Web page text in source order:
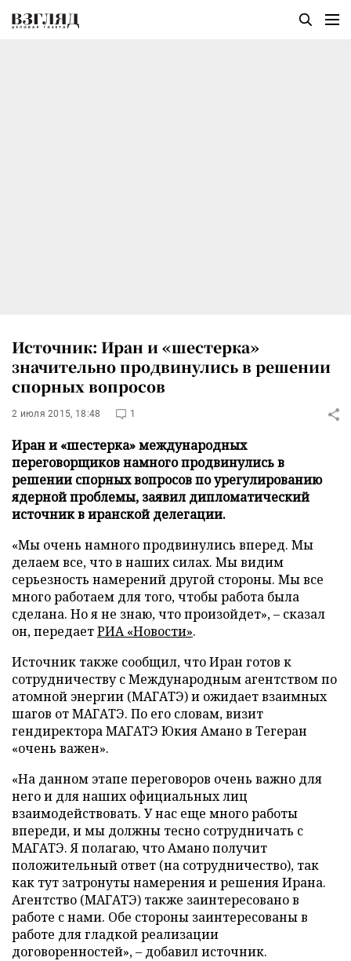
Источник: Иран и «шестерка»
значительно продвинулись в решении
спорных вопросов
2 июля 2015, 18:48 1
Иран и «шестерка» международных
переговорщиков намного продвинулись в
решении спорных вопросов по урегулированию
ядерной проблемы, заявил дипломатический
источник в иранской делегации.
«Мы очень намного продвинулись вперед. Мы
делаем все, что в наших силах. Мы видим
серьезность намерений другой стороны. Мы все
много работаем для того, чтобы работа была
сделана. Но я не знаю, что произойдет», – сказал
он, передаетРИА «Новости».
Источник также сообщил, что Иран готов к
сотрудничеству с Международным агентством по
атомной энергии (МАГАТЭ) и ожидает взаимных
шагов от МАГАТЭ. По его словам, визит
гендиректора МАГАТЭ Юкия Амано в Тегеран
«очень важен».
«На данном этапе переговоров очень важно для
него и для наших официальных лиц
взаимодействовать. У нас еще много работы
впереди, и мы должны тесно сотрудничать с
МАГАТЭ. Я полагаю, что Амано получит
положительный ответ (на сотрудничество), так
как тут затронуты намерения и решения Ирана.
Агентство (МАГАТЭ) также заинтересовано в
работе с нами. Обе стороны заинтересованы в
работе для гладкой реализации
договоренностей», – добавил источник.